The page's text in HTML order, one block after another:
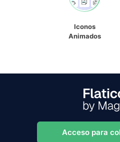
Iconos
Animados
Acceso para